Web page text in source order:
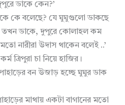
ডাকে কেন?’
কে বলেছে? যে ঘুঘুগুলো ডাকছে
ডাকে, দুপুরে কোলাহল কম
নারীরা উদাস থাকেন বলেই ..’
ত্রিপুরা চা নিয়ে হাজির।
বন উজাড় হচ্ছে ঘুঘুর ডাক
মাথায় একটা বাগানের মতো